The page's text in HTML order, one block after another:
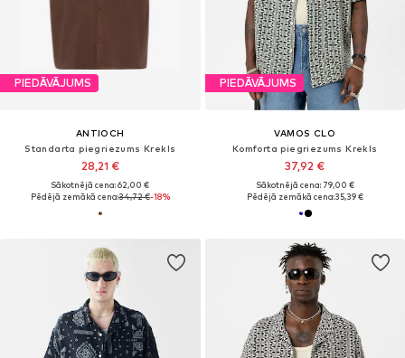
PIEDĀVĀJUMS
ANTIOCH
Standarta piegriezums Krekls
28,21 €
Sākotnējā cena: 62,00 €
Pēdējā zemākā cena:34,72 €-18%
PIEDĀVĀJUMS
VAMOS CLO
Komforta piegriezums Krekls
37,92 €
Sākotnējā cena: 79,00 €
Pēdējā zemākā cena:35,39 €